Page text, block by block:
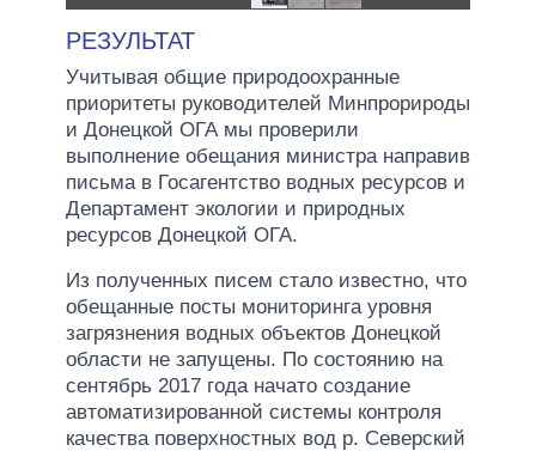
РЕЗУЛЬТАТ
Учитывая общие природоохранные
приоритеты руководителей Минпрорироды
и Донецкой ОГА мы проверили
выполнение обещания министра направив
письма в Госагентство водных ресурсов и
Департамент экологии и природных
ресурсов Донецкой ОГА.
Из полученных писем стало известно, что
обещанные посты мониторинга уровня
загрязнения водных объектов Донецкой
области не запущены. По состоянию на
сентябрь 2017 года начато создание
автоматизированной системы контроля
качества поверхностных вод р. Северский